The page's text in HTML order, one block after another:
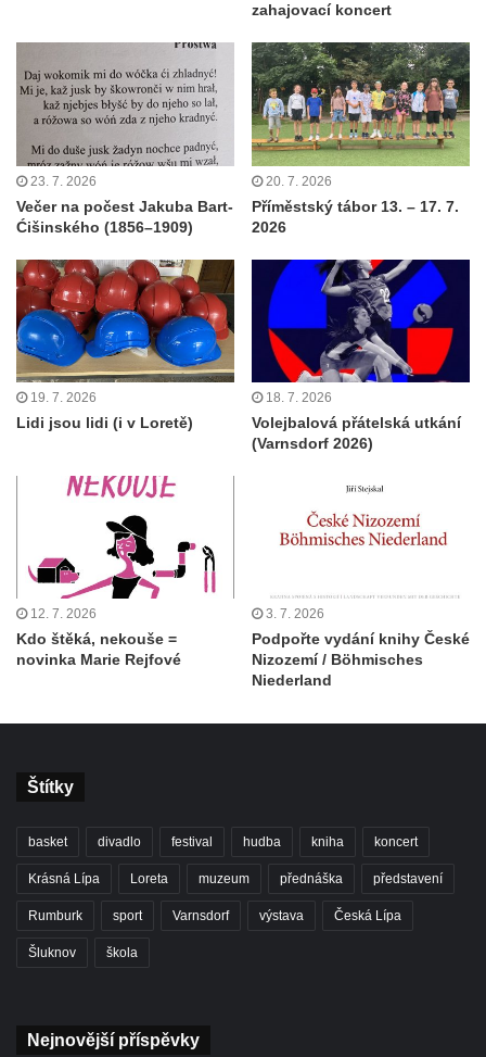
zahajovací koncert
23. 7. 2026
Večer na počest Jakuba Bart-
Ćišinského (1856–1909)
20. 7. 2026
Příměstský tábor 13. – 17. 7.
2026
19. 7. 2026
Lidi jsou lidi (i v Loretě)
18. 7. 2026
Volejbalová přátelská utkání
(Varnsdorf 2026)
12. 7. 2026
Kdo štěká, nekouše =
novinka Marie Rejfové
3. 7. 2026
Podpořte vydání knihy České
Nizozemí / Böhmisches
Niederland
Štítky
basket divadlo festival hudba kniha koncert
Krásná Lípa Loreta muzeum přednáška představení
Rumburk sport Varnsdorf výstava Česká Lípa
Šluknov škola
Nejnovější příspěvky